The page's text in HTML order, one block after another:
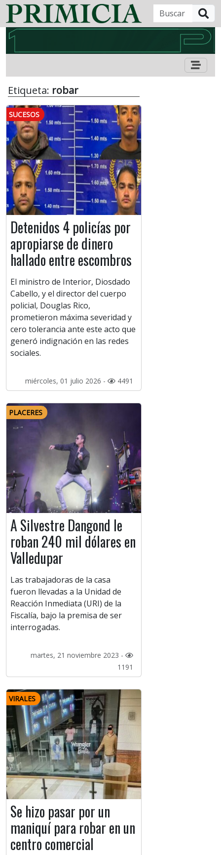
Etiqueta: robar
SUCESOS
Detenidos 4 policías por
apropiarse de dinero
hallado entre escombros
El ministro de Interior, Diosdado
Cabello, y el director del cuerpo
policial, Douglas Rico,
prometieron máxima severidad y
cero tolerancia ante este acto que
generó indignación en las redes
sociales.
miércoles, 01 julio 2026 - 4491
PLACERES
A Silvestre Dangond le
roban 240 mil dólares en
Valledupar
Las trabajadoras de la casa
fueron llevadas a la Unidad de
Reacción Inmediata (URI) de la
Fiscalía, bajo la premisa de ser
interrogadas.
martes, 21 noviembre 2023 -
1191
VIRALES
Se hizo pasar por un
maniquí para robar en un
centro comercial